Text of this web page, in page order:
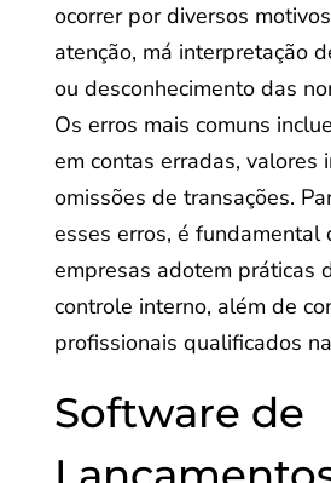
ocorrer por diversos
atenção, má interpretação
ou desconhecimento das
Os erros mais comuns
em contas erradas, valores
omissões de transações.
esses erros, é fundamental
empresas adotem práticas
controle interno, além de
profissionais qualificados
Software de